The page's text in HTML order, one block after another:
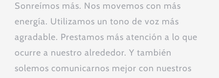
Sonreímos más. Nos movemos con más
energía. Utilizamos un tono de voz más
agradable. Prestamos más atención a lo que
ocurre a nuestro alrededor. Y también
solemos comunicarnos mejor con nuestros